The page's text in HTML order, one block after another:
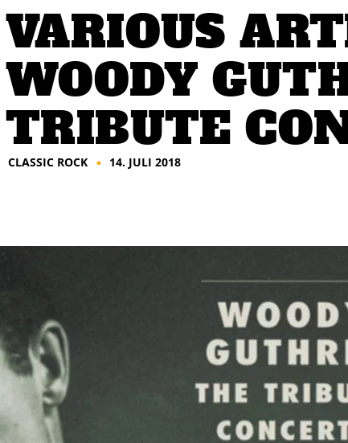
VARIOUS
WOODY
TRIBUTE
CLASSIC ROCK ■ 14. JULI 2018